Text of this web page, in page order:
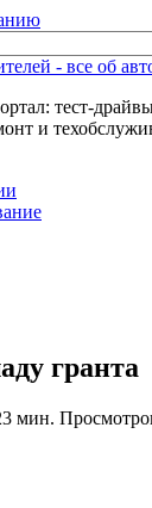
- все об
тест-
и
гранта
мин.